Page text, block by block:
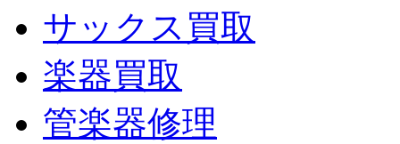
サックス買取
楽器買取
管楽器修理